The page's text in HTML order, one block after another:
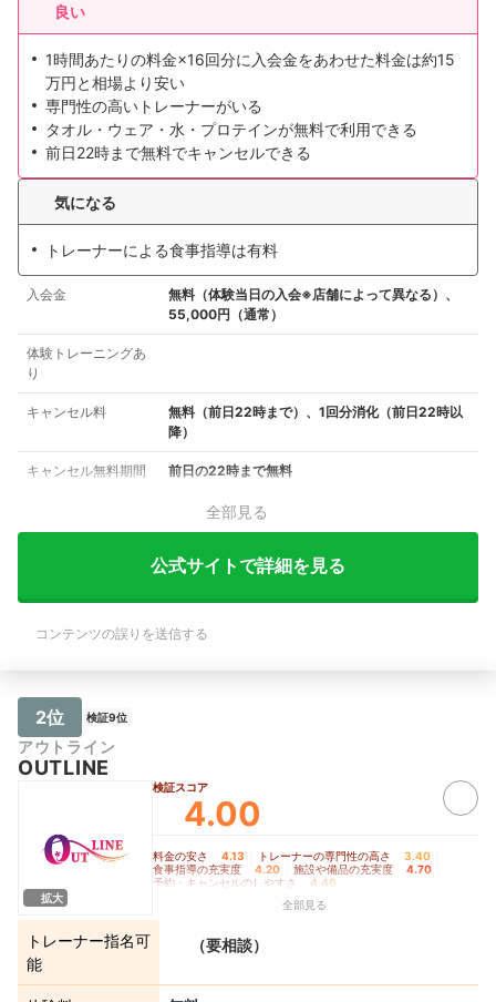
良い
1時間あたりの料金×16回分に入会金をあわせた料金は約15
万円と相場より安い
専門性の高いトレーナーがいる
タオル・ウェア・水・プロテインが無料で利用できる
前日22時まで無料でキャンセルできる
気になる
トレーナーによる食事指導は有料
入会金
無料（体験当日の入会※店舗によって異なる）、
55,000円（通常）
体験トレーニングあ
り
キャンセル料
無料（前日22時まで）、1回分消化（前日22時以
降）
キャンセル無料期間 前日の22時まで無料
全部見る
公式サイトで詳細を見る
コンテンツの誤りを送信する
2位 検証9位
アウトライン
OUTLINE
拡大
検証スコア
4.00
料金の安さ 4.13 トレーナーの専門性の高さ 3.40
食事指導の充実度 4.20 施設や備品の充実度 4.70
予約・キャンセルのしやすさ
4.40
全部見る
トレーナー指名可
能
（要相談）